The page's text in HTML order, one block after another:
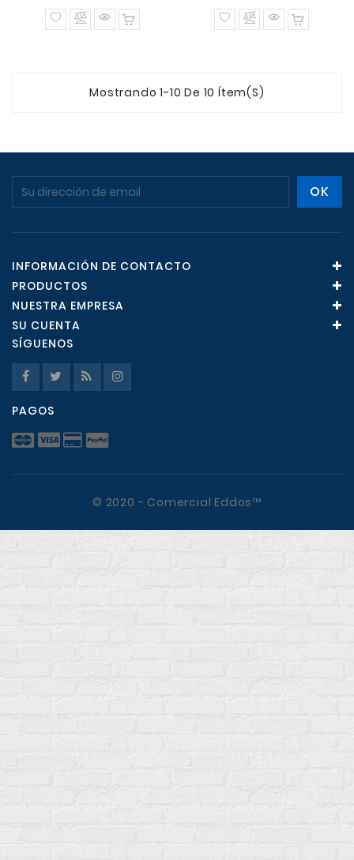
normal
normal
Mostrando 1-10 De 10 Ítem(s)
INFORMACIÓN DE CONTACTO
PRODUCTOS
NUESTRA EMPRESA
SU CUENTA
SÍGUENOS
PAGOS
© 2020 - Comercial Eddos™